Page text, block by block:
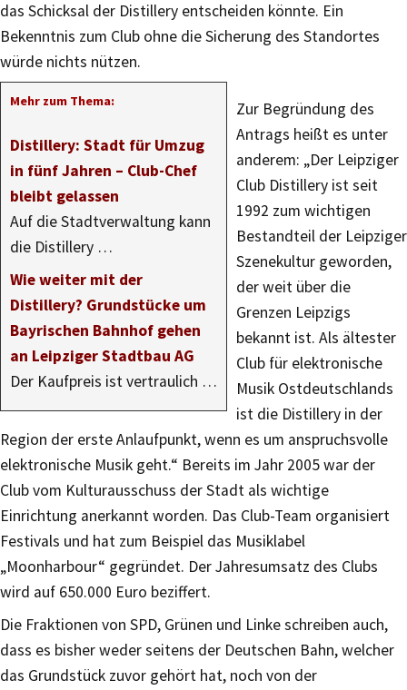
das Schicksal der Distillery entscheiden könnte. Ein
Bekenntnis zum Club ohne die Sicherung des Standortes
würde nichts nützen.
Mehr zum Thema:
Distillery: Stadt für Umzug
in fünf Jahren – Club-Chef
bleibt gelassen
Auf die Stadtverwaltung kann
die Distillery …
Wie weiter mit der
Distillery? Grundstücke um
Bayrischen Bahnhof gehen
an Leipziger Stadtbau AG
Der Kaufpreis ist vertraulich …
Zur Begründung des
Antrags heißt es unter
anderem: „Der Leipziger
Club Distillery ist seit
1992 zum wichtigen
Bestandteil der Leipziger
Szenekultur geworden,
der weit über die
Grenzen Leipzigs
bekannt ist. Als ältester
Club für elektronische
Musik Ostdeutschlands
ist die Distillery in der
Region der erste Anlaufpunkt, wenn es um anspruchsvolle
elektronische Musik geht.“ Bereits im Jahr 2005 war der
Club vom Kulturausschuss der Stadt als wichtige
Einrichtung anerkannt worden. Das Club-Team organisiert
Festivals und hat zum Beispiel das Musiklabel
„Moonharbour“ gegründet. Der Jahresumsatz des Clubs
wird auf 650.000 Euro beziffert.
Die Fraktionen von SPD, Grünen und Linke schreiben auch,
dass es bisher weder seitens der Deutschen Bahn, welcher
das Grundstück zuvor gehört hat, noch von der